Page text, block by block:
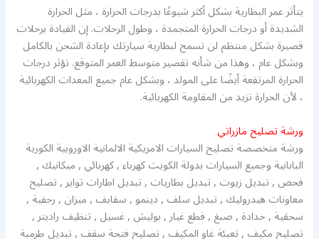
يتأثر عمر البطارية بشكل أكثر شيوعًا بدرجات الحرارة ، مثل الحرارة
الشديدة أو درجات الحرارة المتجمدة ، وطول الرحلات. إن القيادة برحلات
قصيرة بشكل منتظم لن تسمح لبطارية سيارتك بإعادة الشحن بالكامل
وبشكل عام ، وهذا من شأنه تقصير متوسط ​​العمر المتوقع. تؤثر درجات
الحرارة المرتفعة أيضًا على المولد ، وبشكل عام جميع المعدات الكهربائية
، لأن الحرارة تزيد من المقاومة الكهربائية.
ورشة تصليح مازراتي
ورشة متخصصة تصليح السيارات الامريكية الالمانية الاوروبية الكورية
البابانية وجميع السيارات بدولة الكويت كهرباء , كهربائي , ميكانيك ,
فحص , تبديل زيوت , تبديل بطاريات , تبديل اطارات تواير , تصليح
معاونات هيدروليك , تبديل سلف , دينمو , سفايف , ميزان , رجفية ,
سحقية , حدادة , صبغ , قطع غيار , بوليش , غسيل , تنظيف راديتر ,
تصليح مكيف , تعبئة غاو المكيف , تصليح فتحة سقف , تبديل طرمبة